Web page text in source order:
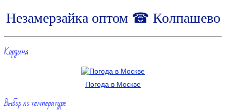
Незамерзайка оптом ☎ Колпашево
Корзина
Погода в Москве
Выбор по температуре